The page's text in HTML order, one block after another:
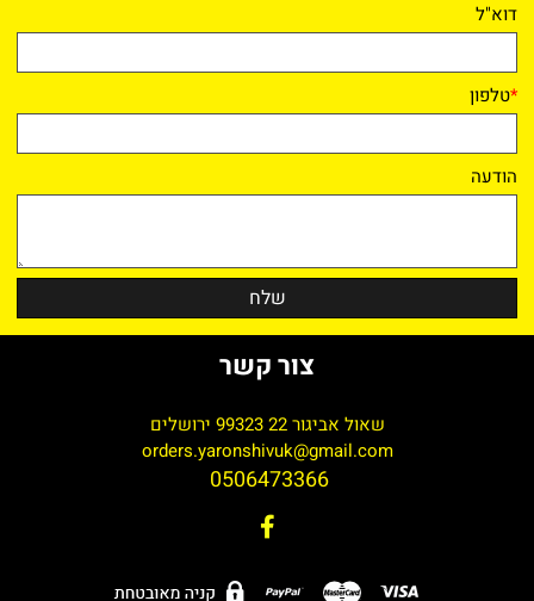
דוא"ל
*טלפון
הודעה
צור קשר
שאול אביגור 22 99323 ירושלים
orders.yaronshivuk@gmail.com
0506473366